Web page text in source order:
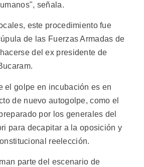
señala.
este procedimiento fue
de las Fuerzas Armadas de
del ex presidente de
el golpe en incubación es en
de nuevo autogolpe, como el
por los generales del
para decapitar a la oposición y
reelección.
parte del escenario de